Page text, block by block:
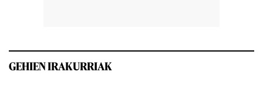
GEHIEN IRAKURRIAK